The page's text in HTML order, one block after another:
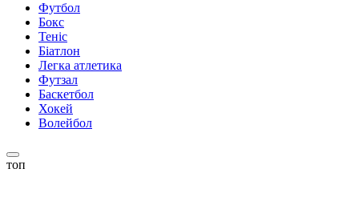
Футбол
Бокс
Теніс
Біатлон
Легка атлетика
Футзал
Баскетбол
Хокей
Волейбол
топ